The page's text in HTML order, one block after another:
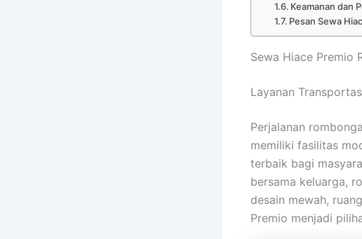
Keamanan dan
Pesan Sewa
Sewa Hiace Premio
Layanan
Perjalanan
memiliki fasilitas
terbaik bagi
bersama keluarga,
desain mewah,
Premio menjadi